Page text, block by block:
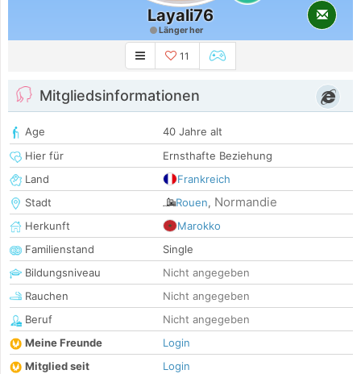
Layali76
Länger her
11
Mitgliedsinformationen
Age
40 Jahre alt
Hier für
Ernsthafte Beziehung
Land
Frankreich
Stadt
Rouen, Normandie
Herkunft
Marokko
Familienstand
Single
Bildungsniveau
Nicht angegeben
Rauchen
Nicht angegeben
Beruf
Nicht angegeben
Meine Freunde
Login
Mitglied seit
Login